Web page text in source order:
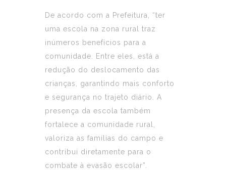
De acordo com a Prefeitura, “ter
uma escola na zona rural traz
inúmeros benefícios para a
comunidade. Entre eles, está a
redução do deslocamento das
crianças, garantindo mais conforto
e segurança no trajeto diário. A
presença da escola também
fortalece a comunidade rural,
valoriza as famílias do campo e
contribui diretamente para o
combate à evasão escolar”.